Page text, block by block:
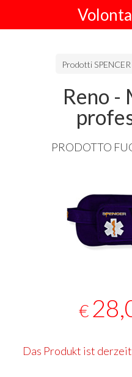
Prodotti SPENCER
Reno -
PRODOTTO
€
Das Produkt ist